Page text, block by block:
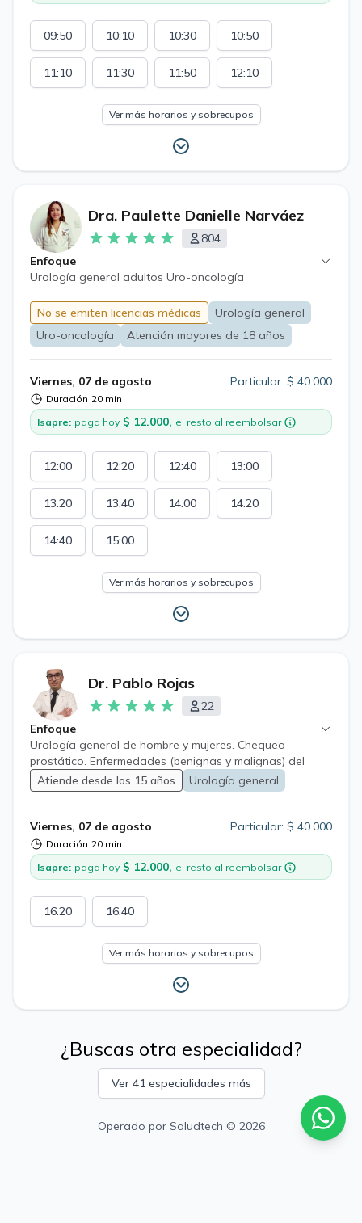
abierta tanto genital como abdominal.
09:50 10:10 10:30 10:50
11:10 11:30 11:50 12:10
Ver más horarios y sobrecupos
Dra. Paulette Danielle Narváez
804
Enfoque
Urología general adultos Uro-oncología
No se emiten licencias médicas
Urología general
Uro-oncología
Atención mayores de 18 años
Viernes, 07 de agosto
Duración 20 min
Particular: $ 40.000
Isapre: paga hoy $ 12.000, el resto al reembolsar
12:00 12:20 12:40 13:00
13:20 13:40 14:00 14:20
14:40 15:00
Ver más horarios y sobrecupos
Dr. Pablo Rojas
22
Enfoque
Urología general de hombre y mujeres. Chequeo
prostático. Enfermedades (benignas y malignas) del
riñón, vejiga y genitales. Infecciones y enfermedades
transmisión sexual. Cirugía robótica urológica
Atiende desde los 15 años Urología general
Viernes, 07 de agosto
Duración 20 min
Particular: $ 40.000
Isapre: paga hoy $ 12.000, el resto al reembolsar
16:20 16:40
Ver más horarios y sobrecupos
¿Buscas otra especialidad?
Ver 41 especialidades más
Operado por Saludtech © 2026